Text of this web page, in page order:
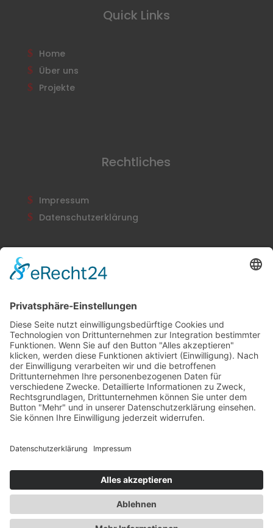
Quick Links
Home
Über uns
Projekte
Rechtliches
Impressum
Datenschutzerklärung
Newsletter
Abonnieren
Copyright © 2026 Alle Rechte vorbehalten. Erstellt
durchMobiles Denken